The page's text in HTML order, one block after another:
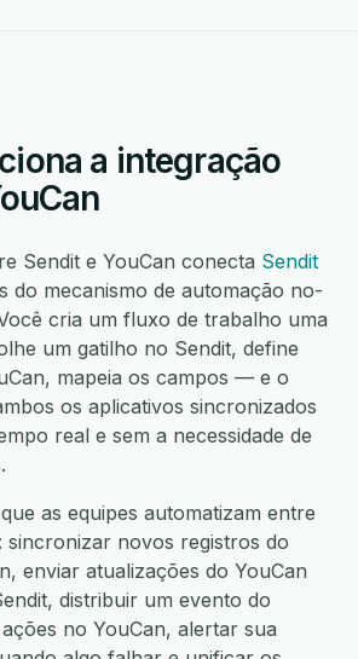
a integração
Sendit e YouCan conecta Sendit
do mecanismo de automação no-
cria um fluxo de trabalho uma
um gatilho no Sendit, define
mapeia os campos — e o
os aplicativos sincronizados
real e sem a necessidade de
as equipes automatizam entre
sincronizar novos registros do
enviar atualizações do YouCan
distribuir um evento do
no YouCan, alertar sua